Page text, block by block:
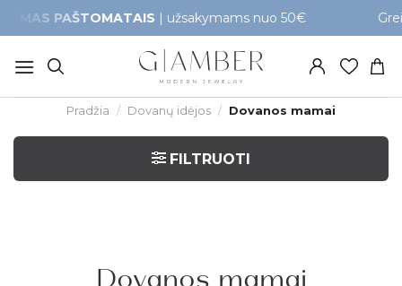
to
content
PAŠTOMATAIS| užsakymams nuo 50€ Greitas
Pradžia / Dovanų idėjos / Dovanos mamai
FILTRUOTI
Dovanos mamai